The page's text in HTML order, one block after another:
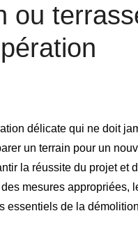
ou
délicate qui ne doit
un terrain pour un
la réussite du projet et
mesures appropriées,
essentiels de la